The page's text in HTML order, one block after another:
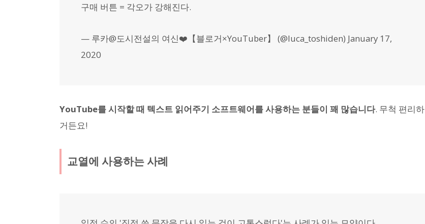
구매 버튼 = 각오가 강해진다.
— 루카@도시전설의 여신❤️【블로거×YouTuber】 (@luca_toshiden) January 17,
2020
YouTube를 시작할 때 텍스트 읽어주기 소프트웨어를 사용하는 분들이 꽤 많습니다. 무척 편리하
거든요!
교열에 사용하는 사례